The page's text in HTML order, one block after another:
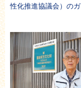
性化推進協議会）の